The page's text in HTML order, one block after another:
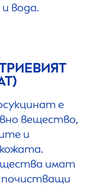
вода.
е
вещество,
и
имат
почистващи